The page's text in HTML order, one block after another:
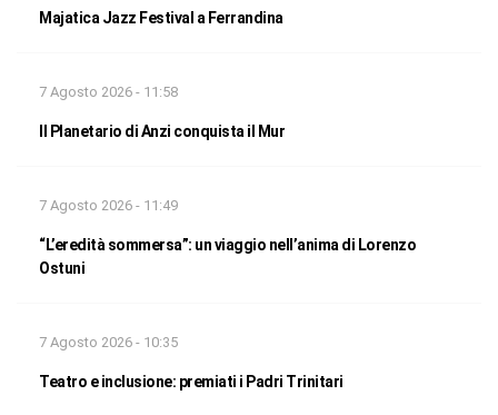
Majatica Jazz Festival a Ferrandina
7 Agosto 2026 - 11:58
Il Planetario di Anzi conquista il Mur
7 Agosto 2026 - 11:49
“L’eredità sommersa”: un viaggio nell’anima di Lorenzo
Ostuni
7 Agosto 2026 - 10:35
Teatro e inclusione: premiati i Padri Trinitari